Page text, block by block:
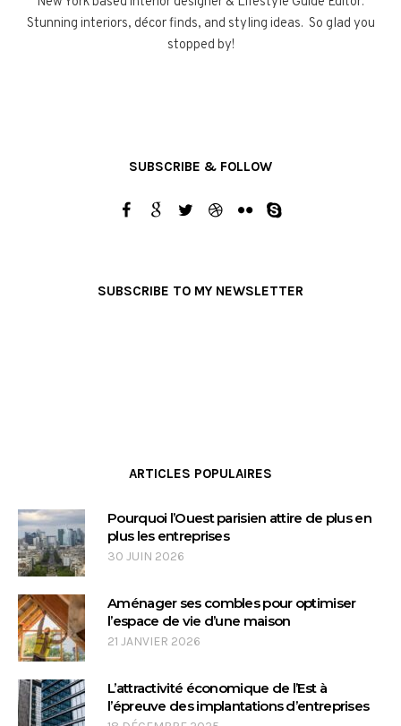
Stunning interiors, décor finds, and styling ideas. So glad you
stopped by!
SUBSCRIBE & FOLLOW
SUBSCRIBE TO MY NEWSLETTER
ARTICLES POPULAIRES
Pourquoi l’Ouest parisien attire de plus en
plus les entreprises
30 JUIN 2026
Aménager ses combles pour optimiser
l’espace de vie d’une maison
21 JANVIER 2026
L’attractivité économique de l’Est à
l’épreuve des implantations d’entreprises